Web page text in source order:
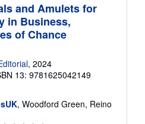
and Amulets for
in Business,
of Chance
, 2024
13: 9781625042149
, Woodford Green, Reino